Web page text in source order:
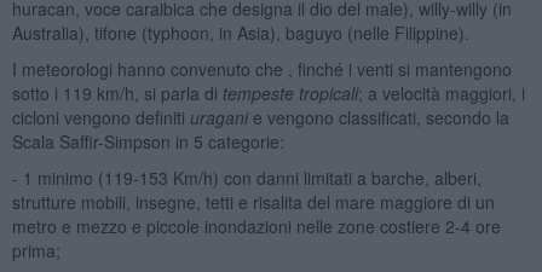
huracan, voce caraibica che designa il dio del male), willy-willy (in
Australia), tifone (typhoon, in Asia), baguyo (nelle Filippine).
I meteorologi hanno convenuto che , finché i venti si mantengono
sotto i 119 km/h, si parla di tempeste tropicali; a velocità maggiori, i
cicloni vengono definiti uraganie vengono classificati, secondo la
Scala Saffir-Simpson in 5 categorie:
- 1 minimo (119-153 Km/h) con danni limitati a barche, alberi,
strutture mobili, insegne, tetti e risalita del mare maggiore di un
metro e mezzo e piccole inondazioni nelle zone costiere 2-4 ore
prima;